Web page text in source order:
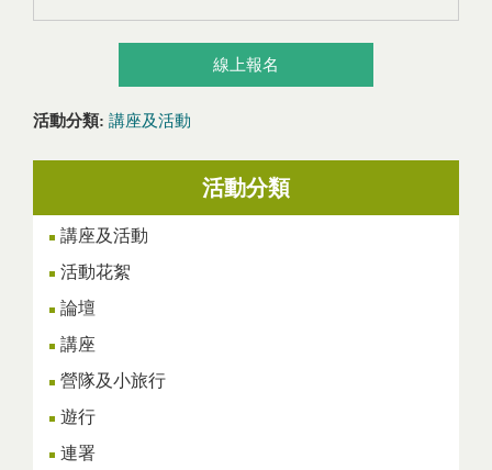
線上報名
活動分類: 講座及活動
活動分類
講座及活動
活動花絮
論壇
講座
營隊及小旅行
遊行
連署